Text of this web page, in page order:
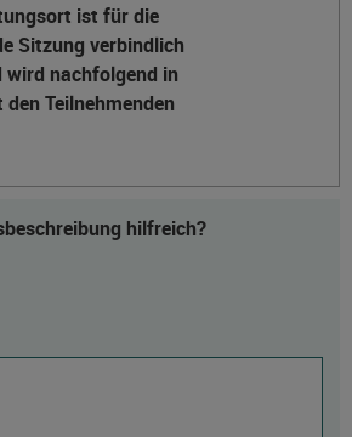
ist für die
Sitzung verbindlich
nachfolgend in
Teilnehmenden
hilfreich?